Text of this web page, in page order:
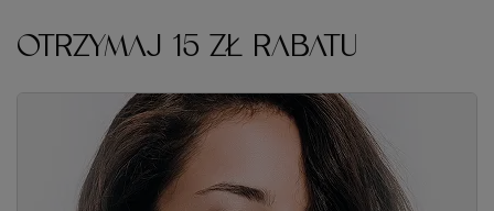
OTRZYMAJ 15 ZŁ RABATU